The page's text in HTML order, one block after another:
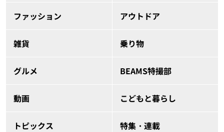
ファッション アウトドア
雑貨 乗り物
グルメ BEAMS特撮部
動画 こどもと暮らし
トピックス 特集・連載